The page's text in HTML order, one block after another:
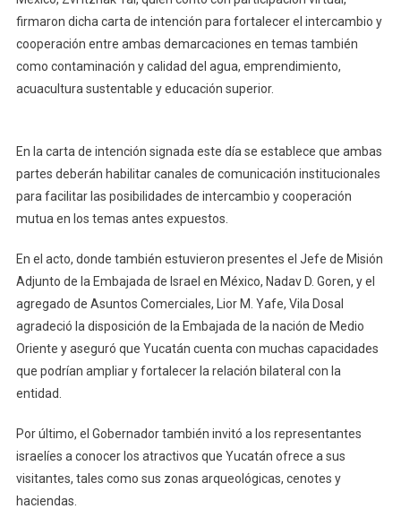
Campos
firmaron dicha carta de intención para fortalecer el intercambio y
cooperación entre ambas demarcaciones en temas también
como contaminación y calidad del agua, emprendimiento,
acuacultura sustentable y educación superior.
En la carta de intención signada este día se establece que ambas
partes deberán habilitar canales de comunicación institucionales
para facilitar las posibilidades de intercambio y cooperación
mutua en los temas antes expuestos.
En el acto, donde también estuvieron presentes el Jefe de Misión
Adjunto de la Embajada de Israel en México, Nadav D. Goren, y el
agregado de Asuntos Comerciales, Lior M. Yafe, Vila Dosal
agradeció la disposición de la Embajada de la nación de Medio
Oriente y aseguró que Yucatán cuenta con muchas capacidades
que podrían ampliar y fortalecer la relación bilateral con la
entidad.
Por último, el Gobernador también invitó a los representantes
israelíes a conocer los atractivos que Yucatán ofrece a sus
visitantes, tales como sus zonas arqueológicas, cenotes y
haciendas.